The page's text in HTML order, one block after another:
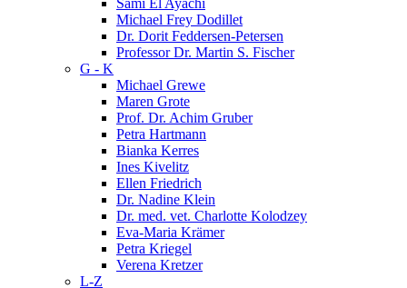
Sami El Ayachi
Michael Frey Dodillet
Dr. Dorit Feddersen-Petersen
Professor Dr. Martin S. Fischer
G - K
Michael Grewe
Maren Grote
Prof. Dr. Achim Gruber
Petra Hartmann
Bianka Kerres
Ines Kivelitz
Ellen Friedrich
Dr. Nadine Klein
Dr. med. vet. Charlotte Kolodzey
Eva-Maria Krämer
Petra Kriegel
Verena Kretzer
L-Z